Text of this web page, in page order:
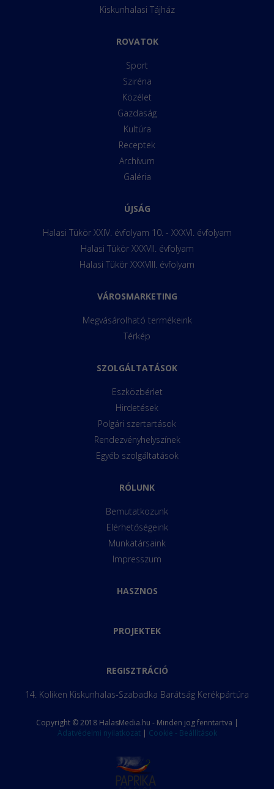
Kiskunhalasi Tájház
ROVATOK
Sport
Sziréna
Közélet
Gazdaság
Kultúra
Receptek
Archívum
Galéria
ÚJSÁG
Halasi Tükör XXIV. évfolyam 10. - XXXVI. évfolyam
Halasi Tükör XXXVII. évfolyam
Halasi Tükör XXXVIII. évfolyam
VÁROSMARKETING
Megvásárolható termékeink
Térkép
SZOLGÁLTATÁSOK
Eszközbérlet
Hirdetések
Polgári szertartások
Rendezvényhelyszínek
Egyéb szolgáltatások
RÓLUNK
Bemutatkozunk
Elérhetőségeink
Munkatársaink
Impresszum
HASZNOS
PROJEKTEK
REGISZTRÁCIÓ
14. Koliken Kiskunhalas-Szabadka Barátság Kerékpártúra
Copyright © 2018 HalasMedia.hu - Minden jog fenntartva |
Adatvédelmi nyilatkozat| Cookie - Beállítások